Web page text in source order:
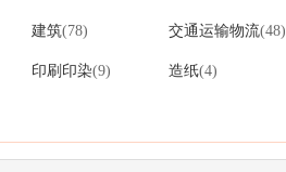
建筑(78) 交通运输物流(48)
印刷印染(9) 造纸(4)